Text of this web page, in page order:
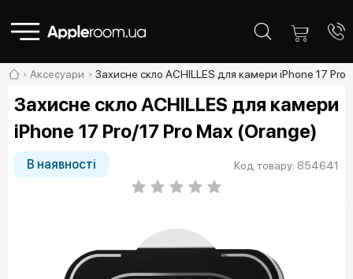
Аксесуари Захисне скло ACHILLES для камери iPhone 17
Захисне скло ACHILLES для камери
iPhone 17 Pro/17 Pro Max (Orange)
В наявності Код товару: 854641